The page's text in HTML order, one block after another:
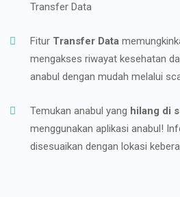
Transfer Data
Fitur Transfer Data
mengakses riwayat kesehatan
anabul dengan mudah melalui
Temukan anabul yang hilang di
menggunakan aplikasi anabul!
disesuaikan dengan lokasi